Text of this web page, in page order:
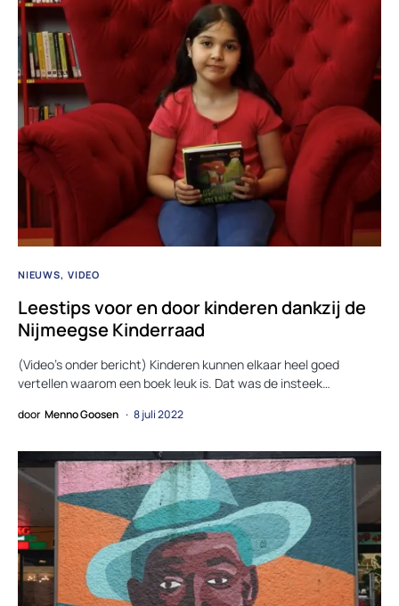
NIEUWS VIDEO
Leestips voor en door kinderen dankzij de
Nijmeegse Kinderraad
(Video’s onder bericht) Kinderen kunnen elkaar heel goed
vertellen waarom een boek leuk is. Dat was de insteek…
door Menno Goosen 8 juli 2022